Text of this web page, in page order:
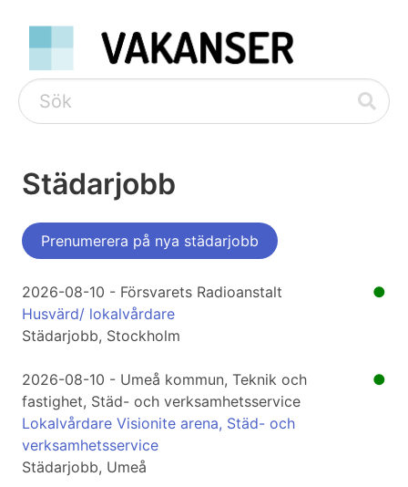
Städarjobb
Prenumerera på nya städarjobb
●
2026-08-10 - Försvarets Radioanstalt
Husvärd/ lokalvårdare
Städarjobb, Stockholm
●
2026-08-10 - Umeå kommun, Teknik och
fastighet, Städ- och verksamhetsservice
Lokalvårdare Visionite arena, Städ- och
verksamhetsservice
Städarjobb, Umeå